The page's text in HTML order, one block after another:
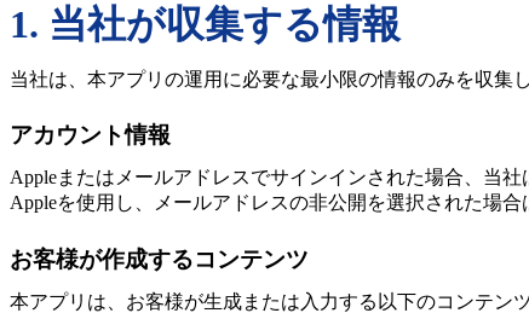
1. 当社が収集する情報
当社は、本アプリの運用に必要な最小限の情報のみを収集し
アカウント情報
Appleまたはメールアドレスでサインインされた場合、当
Appleを使用し、メールアドレスの非公開を選択された場
お客様が作成するコンテンツ
本アプリは、お客様が生成または入力する以下のコンテン